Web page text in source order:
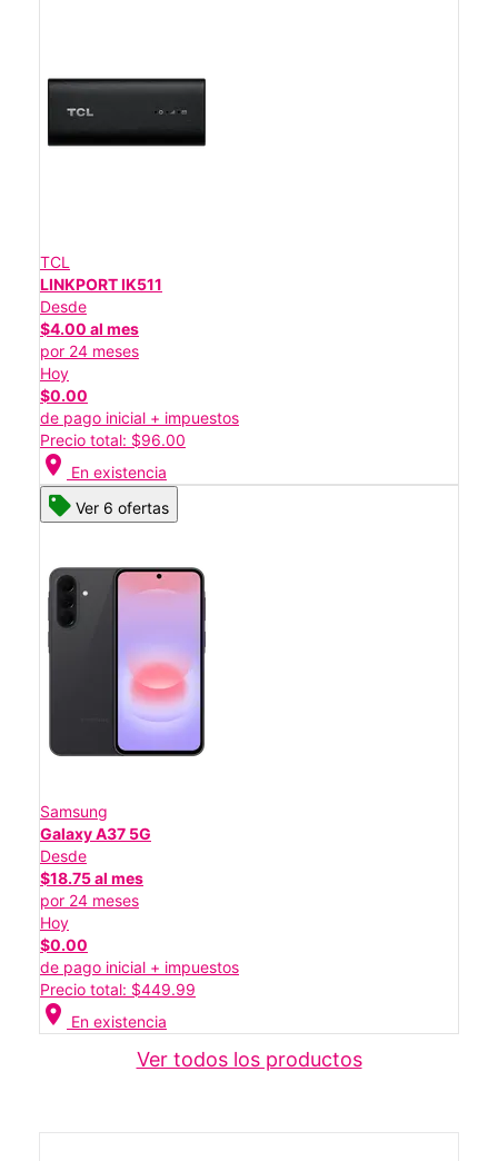
TCL
LINKPORT IK511
Desde
$4.00 al mes
por 24 meses
Hoy
$0.00
de pago inicial + impuestos
Precio total: $96.00
location_on En existencia
Ver 6 ofertas
Samsung
Galaxy A37 5G
Desde
$18.75 al mes
por 24 meses
Hoy
$0.00
de pago inicial + impuestos
Precio total: $449.99
location_on En existencia
Ver todos los productos